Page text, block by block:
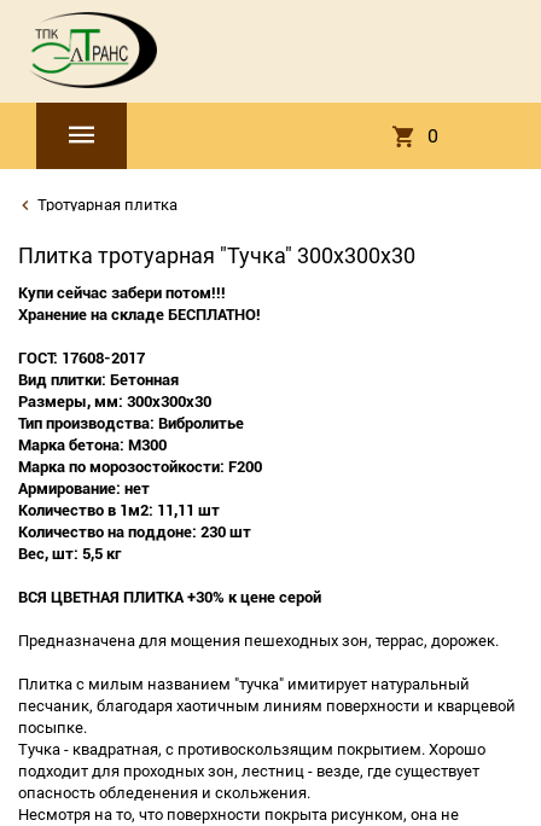
0
Тротуарная плитка
Плитка тротуарная "Тучка" 300х300х30
Купи сейчас забери потом!!!
Хранение на складе БЕСПЛАТНО!
ГОСТ: 17608-2017
Вид плитки: Бетонная
Размеры, мм: 300х300х30
Тип производства: Вибролитье
Марка бетона: М300
Марка по морозостойкости: F200
Армирование: нет
Количество в 1м2: 11,11 шт
Количество на поддоне: 230 шт
Вес, шт: 5,5 кг
ВСЯ ЦВЕТНАЯ ПЛИТКА +30% к цене серой
Предназначена для мощения пешеходных зон, террас, дорожек.
Плитка с милым названием "тучка" имитирует натуральный
песчаник, благодаря хаотичным линиям поверхности и кварцевой
посыпке.
Тучка - квадратная, с противоскользящим покрытием. Хорошо
подходит для проходных зон, лестниц - везде, где существует
опасность обледенения и скольжения.
Несмотря на то, что поверхности покрыта рисунком, она не